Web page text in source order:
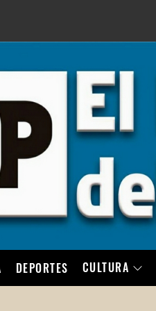
DEPORTES CULTURA